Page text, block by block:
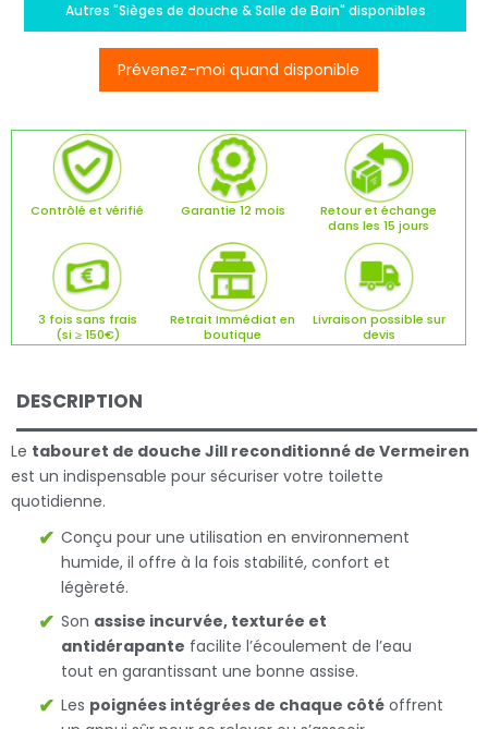
Autres "Sièges de douche & Salle de Bain" disponibles
Prévenez-moi quand disponible
Contrôlé et vérifié Garantie 12 mois
Retour et échange
dans les 15 jours
3 fois sans frais
(si ≥ 150€)
Retrait Immédiat en
boutique
Livraison possible sur
devis
DESCRIPTION
Le tabouret de douche Jill reconditionné de Vermeiren
est un indispensable pour sécuriser votre toilette
quotidienne.
Conçu pour une utilisation en environnement
humide, il offre à la fois stabilité, confort et
légèreté.
Son assise incurvée, texturée et
antidérapante facilite l’écoulement de l’eau
tout en garantissant une bonne assise.
Les poignées intégrées de chaque côté offrent